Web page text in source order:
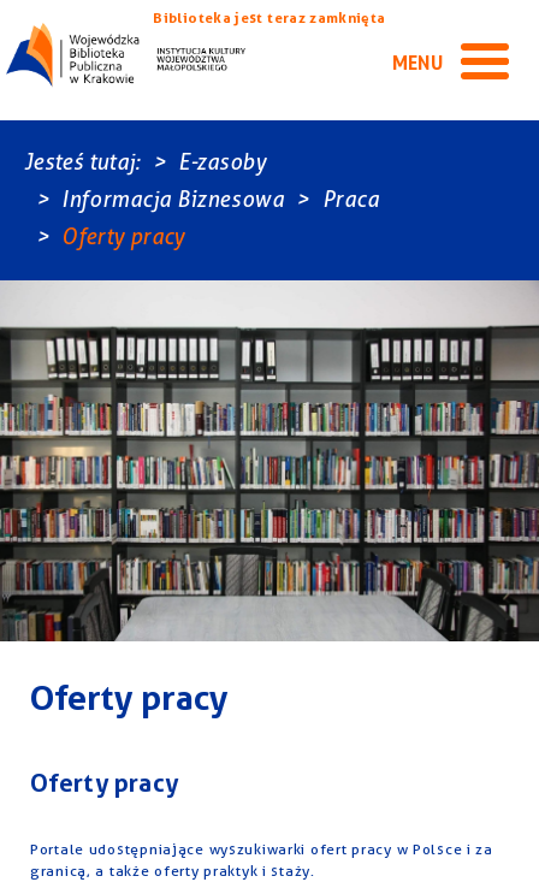
Biblioteka jest teraz zamknięta
MENU
Jesteś tutaj:
E-zasoby
Informacja Biznesowa
Praca
Oferty pracy
Oferty pracy
Oferty pracy
Portale udostępniające wyszukiwarki ofert pracy w Polsce i za
granicą, a także oferty praktyk i staży.